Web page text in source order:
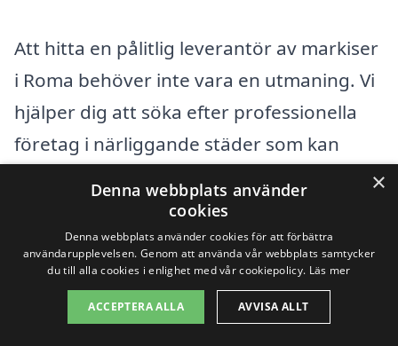
Att hitta en pålitlig leverantör av markiser
i Roma behöver inte vara en utmaning. Vi
hjälper dig att söka efter professionella
företag i närliggande städer som kan
anpassade efter dina behov. Markiser är
inte bara en funktionell lösning för att
skydda mot solens strålar, utan de kan
också ge ditt hem ett estetiskt lyft.
×
Denna webbplats använder
cookies
Denna webbplats använder cookies för att förbättra
användarupplevelsen. Genom att använda vår webbplats samtycker
du till alla cookies i enlighet med vår cookiepolicy. Läs mer
ACCEPTERA ALLA AVVISA ALLT